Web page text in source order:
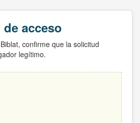
acceso
confirme que la solicitud
legítimo.